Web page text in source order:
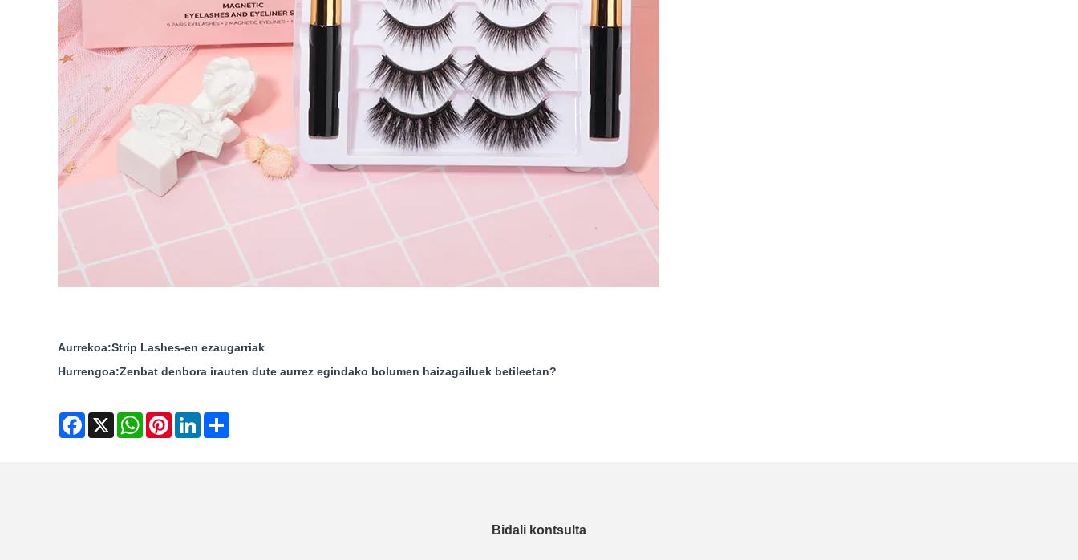
Aurrekoa:Strip Lashes-en ezaugarriak
Hurrengoa:Zenbat denbora irauten dute aurrez egindako bolumen haizagailuek betileetan?
Facebook
X WhatsAppPinterestLinkedIn
Bidali kontsulta